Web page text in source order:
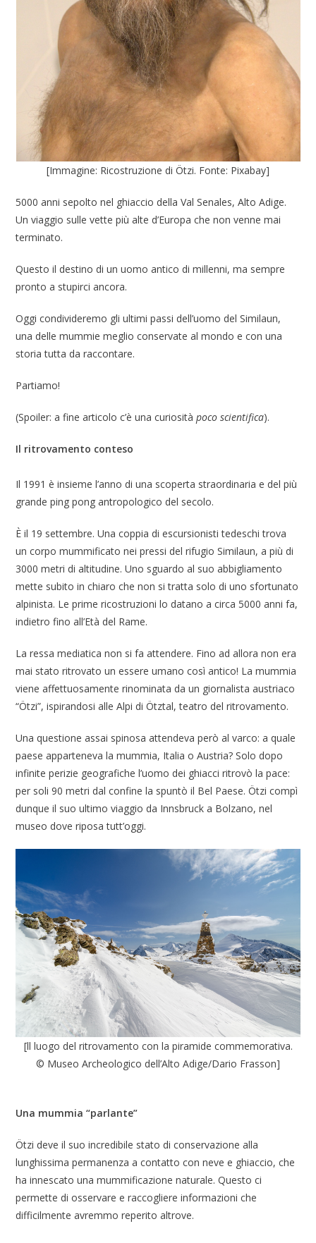
[Immagine: Ricostruzione di Ötzi. Fonte: Pixabay]
5000 anni sepolto nel ghiaccio della Val Senales, Alto Adige.
Un viaggio sulle vette più alte d’Europa che non venne mai
terminato.
Questo il destino di un uomo antico di millenni, ma sempre
pronto a stupirci ancora.
Oggi condivideremo gli ultimi passi dell’uomo del Similaun,
una delle mummie meglio conservate al mondo e con una
storia tutta da raccontare.
Partiamo!
(Spoiler: a fine articolo c’è una curiositàpoco scientifica).
Il ritrovamento conteso
Il 1991 è insieme l’anno di una scoperta straordinaria e del più
grande ping pong antropologico del secolo.
È il 19 settembre. Una coppia di escursionisti tedeschi trova
un corpo mummificato nei pressi del rifugio Similaun, a più di
3000 metri di altitudine. Uno sguardo al suo abbigliamento
mette subito in chiaro che non si tratta solo di uno sfortunato
alpinista. Le prime ricostruzioni lo datano a circa 5000 anni fa,
indietro fino all’Età del Rame.
La ressa mediatica non si fa attendere. Fino ad allora non era
mai stato ritrovato un essere umano così antico! La mummia
viene affettuosamente rinominata da un giornalista austriaco
“Ötzi”, ispirandosi alle Alpi di Ötztal, teatro del ritrovamento.
Una questione assai spinosa attendeva però al varco: a quale
paese apparteneva la mummia, Italia o Austria? Solo dopo
infinite perizie geografiche l’uomo dei ghiacci ritrovò la pace:
per soli 90 metri dal confine la spuntò il Bel Paese. Ötzi compì
dunque il suo ultimo viaggio da Innsbruck a Bolzano, nel
museo dove riposa tutt’oggi.
[ll luogo del ritrovamento con la piramide commemorativa.
© Museo Archeologico dell’Alto Adige/Dario Frasson]
Una mummia “parlante”
Ötzi deve il suo incredibile stato di conservazione alla
lunghissima permanenza a contatto con neve e ghiaccio, che
ha innescato una mummificazione naturale. Questo ci
permette di osservare e raccogliere informazioni che
difficilmente avremmo reperito altrove.